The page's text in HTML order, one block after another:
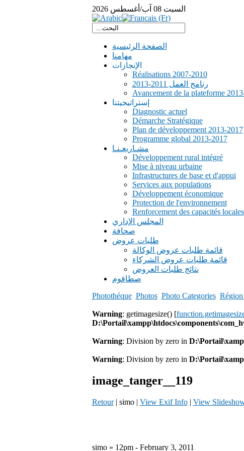
السبت 08 آب/أغسطس 2026
الصفحة الرئيسية
مهامنا
الإنجازات
Réalisations 2007-2010
رنامج العمل 2011-2013
Avancement de la plateforme
إستراتيجيتنا
Diagnostic actuel
Démarche Stratégique
Plan de développement 2013-2017
Programme global 2013-2017
مشـاريعـنـا
Développement rural intégré
Mise à niveau urbaine
Infrastructures de base et d'appui
Services aux populations
Développement économique
Protection de l'environnement
Renforcement des capacités locales
المجلس الإداري
صحافة
طلبات عروض
قائمة طلبات عروض الوكالة
قائمة طلبات عروض الشركاء
نتائج طلبات العروض
صطافوم
Photothéque Photos Photo Categories
Warning: getimagesize() [
Warning: Division by zero in
Warning: Division by zero in
image_tanger__119
Retour| simo | View Exif Info| View
simo » 12pm - February 3, 2011